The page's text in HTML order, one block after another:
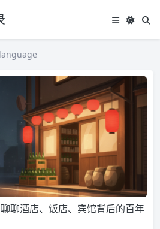
聊酒店、饭店、宾馆背后的百年